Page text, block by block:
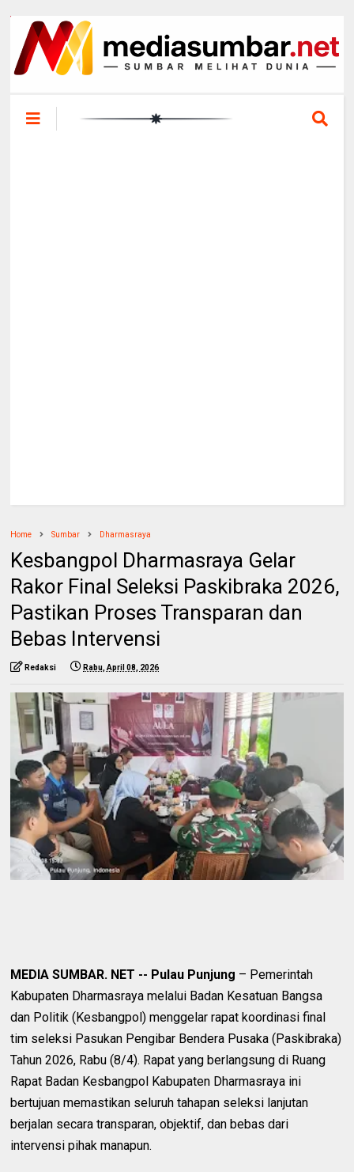
Home Sumbar Dharmasraya
Kesbangpol Dharmasraya Gelar
Rakor Final Seleksi Paskibraka 2026,
Pastikan Proses Transparan dan
Bebas Intervensi
Redaksi Rabu, April 08, 2026
MEDIA SUMBAR. NET -- Pulau Punjung – Pemerintah
Kabupaten Dharmasraya melalui Badan Kesatuan Bangsa
dan Politik (Kesbangpol) menggelar rapat koordinasi final
tim seleksi Pasukan Pengibar Bendera Pusaka (Paskibraka)
Tahun 2026, Rabu (8/4). Rapat yang berlangsung di Ruang
Rapat Badan Kesbangpol Kabupaten Dharmasraya ini
bertujuan memastikan seluruh tahapan seleksi lanjutan
berjalan secara transparan, objektif, dan bebas dari
intervensi pihak manapun.